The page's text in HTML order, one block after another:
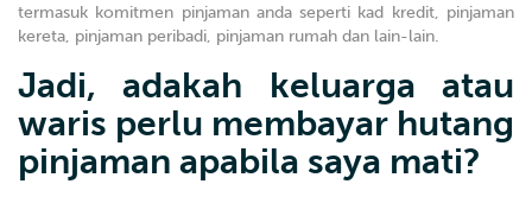
termasuk komitmen pinjaman anda seperti kad kredit, pinjaman
kereta, pinjaman peribadi, pinjaman rumah dan lain-lain.
Jadi, adakah keluarga atau
waris perlu membayar hutang
pinjaman apabila saya mati?